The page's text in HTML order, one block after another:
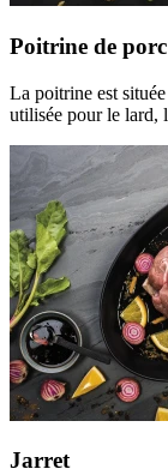
Poitrine de porc
La poitrine est
utilisée pour le lard,
Jarret